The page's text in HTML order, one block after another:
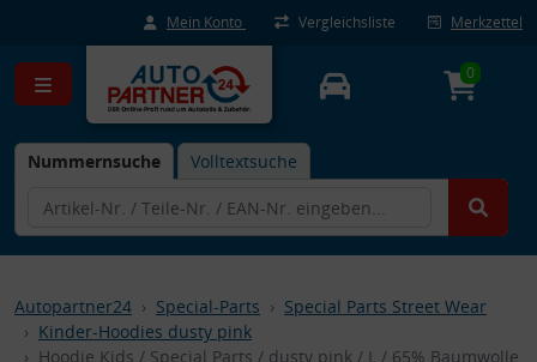
Mein Konto Vergleichsliste Merkzettel
Nummernsuche Volltextsuche
0
Autopartner24 Special-Parts
Special Parts Street Wear
Kinder-Hoodies dusty pink
Hoodie Kids / Special Parts / dusty pink / L / 65% Baumwolle